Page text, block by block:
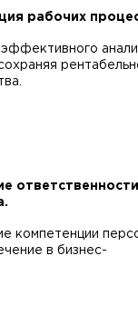
рабочих
ответственности
компетенции
в бизнес-